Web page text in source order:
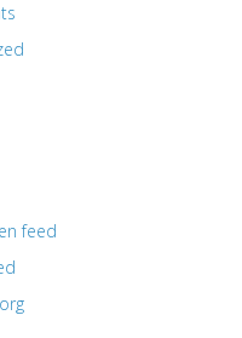
feed